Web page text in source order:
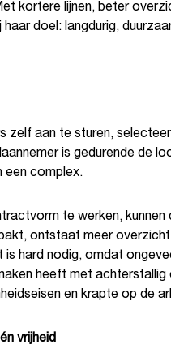
kortere lijnen, beter
doel: langdurig,
zelf aan te sturen,
is gedurende de
een complex.
te werken, kunnen
ontstaat meer
is hard nodig, omdat
heeft met achterstallig
en krapte op de
vrijheid